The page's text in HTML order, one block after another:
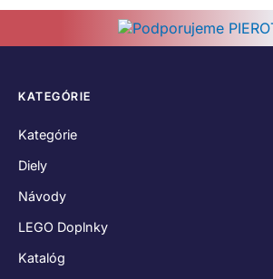
KATEGÓRIE
Kategórie
Diely
Návody
LEGO Doplnky
Katalóg